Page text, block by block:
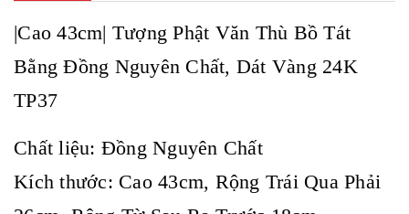
|Cao 43cm| Tượng Phật Văn Thù Bồ Tát
Bằng Đồng Nguyên Chất, Dát Vàng 24K
TP37
Chất liệu: Đồng Nguyên Chất
Kích thước: Cao 43cm, Rộng Trái Qua Phải